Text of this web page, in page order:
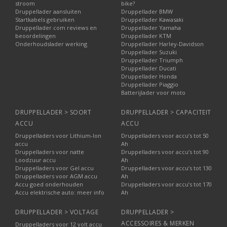
stroom
Druppellader aansluiten
Startkabels gebruiken
Druppellader.com reviews en
beoordelingen
Onderhoudslader werking
bike?
Druppellader BMW
Druppellader Kawasaki
Druppellader Yamaha
Druppellader KTM
Druppellader Harley-Davidson
Druppellader Suzuki
Druppellader Triumph
Druppellader Ducati
Druppellader Honda
Druppellader Piaggio
Batterijlader voor moto
DRUPPELLADER > SOORT
ACCU
Druppelladers voor Lithium-Ion
accu
Druppelladers voor natte
Loodzuur accu
Druppelladers voor Gel accu
Druppelladers voor AGM accu
Accu goed onderhouden
Accu elektrische auto: meer info
DRUPPELLADER > CAPACITEIT
ACCU
Druppelladers voor accu’s tot 50
Ah
Druppelladers voor accu’s tot 90
Ah
Druppelladers voor accu’s tot 130
Ah
Druppelladers voor accu’s tot 170
Ah
DRUPPELLADER > VOLTAGE
Druppelladers voor 12 volt accu
DRUPPELLADER >
ACCESSOIRES & MERKEN